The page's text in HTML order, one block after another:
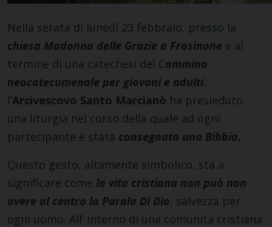
Nella serata di lunedì 23 febbraio, presso la
chiesa Madonna delle Grazie a Frosinone e al
termine di una catechesi del Cammino
neocatecumenale per giovani e adulti,
l’Arcivescovo Santo Marcianò ha presieduto
una liturgia nel corso della quale ad ogni
partecipante è stata consegnata una Bibbia.
Questo gesto, altamente simbolico, sta a
significare come la vita cristiana non può non
avere al centro la Parola Di Dio, salvezza per
ogni uomo. All’ interno di una comunità cristiana